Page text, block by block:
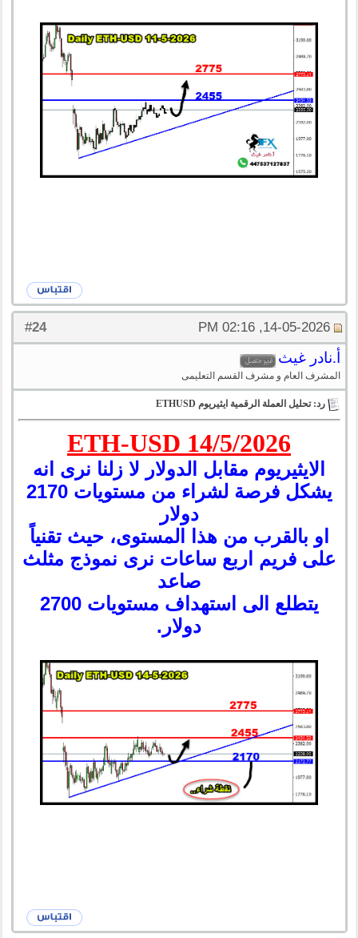
#
24 14-05-2026, 02:16 PM
أ.نادر غيث
المشرف العام و مشرف القسم التعليمى
رد: تحليل العملة الرقمية ايثيريوم ETHUSD
ETH-USD 14/5/2026
الايثيريوم مقابل الدولار لا زلنا نرى انه
يشكل فرصة لشراء من مستويات 2170
دولار
او بالقرب من هذا المستوى، حيث تقنياً
على فريم اربع ساعات نرى نموذج مثلث
صاعد
يتطلع الى استهداف مستويات 2700
دولار.